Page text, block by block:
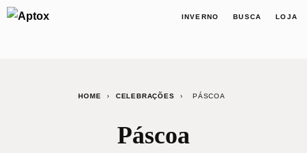
INVERNO BUSCA LOJA
HOME › CELEBRAÇÕES › PÁSCOA
Páscoa
×